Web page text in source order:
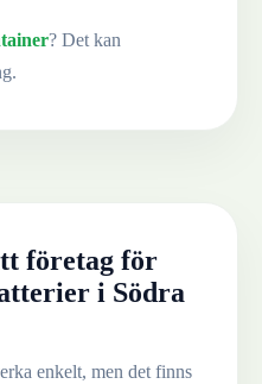
? Det kan
företag för
i Södra
enkelt, men det finns